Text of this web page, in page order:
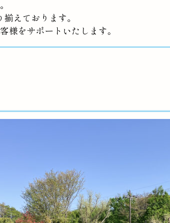
えております。
をサポートいたします。